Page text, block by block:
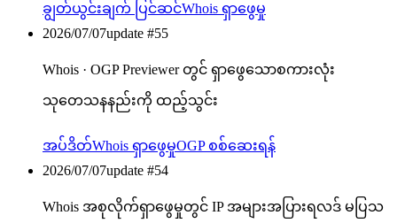
ချွတ်ယွင်းချက် ပြင်ဆင်Whois ရှာဖွေမှု
2026/07/07update #55
Whois · OGP Previewer တွင် ရှာဖွေသောစကားလုံး
သုတေသနနည်းကို ထည့်သွင်း
အပ်ဒိတ်Whois ရှာဖွေမှုOGP စစ်ဆေးရန်
2026/07/07update #54
Whois အစုလိုက်ရှာဖွေမှုတွင် IP အများအပြားရလဒ် မပြသ